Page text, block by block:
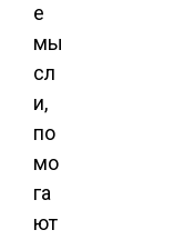
е
мы
сл
и,
по
мо
га
ют